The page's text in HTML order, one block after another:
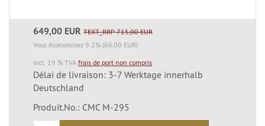
649,00 EUR TEXT_RRP 715,00 EUR
Vous économisez 9.2% (66,00 EUR)
incl. 19 % TVA frais de port non compris
Délai de livraison: 3-7 Werktage innerhalb
Deutschland
Produit.No.: CMC M-295